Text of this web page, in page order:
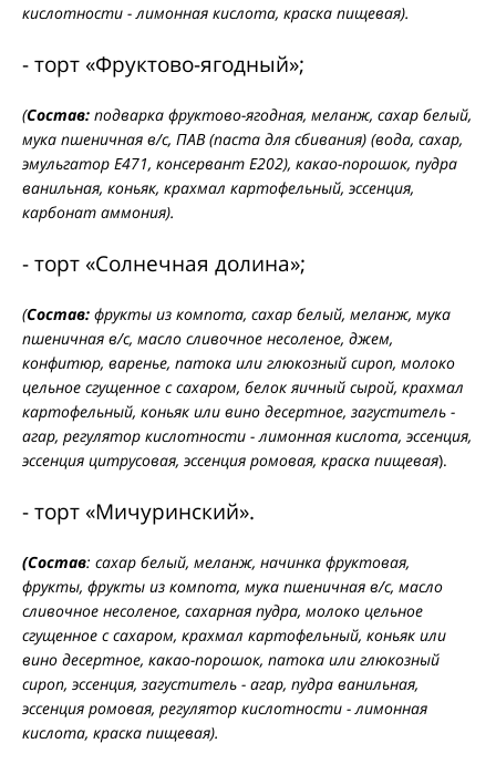
кислотности - лимонная кислота, краска пищевая).
- торт «Фруктово-ягодный»;
(Состав: подварка фруктово-ягодная, меланж, сахар белый,
мука пшеничная в/с, ПАВ (паста для сбивания) (вода, сахар,
эмульгатор Е471, консервант Е202), какао-порошок, пудра
ванильная, коньяк, крахмал картофельный, эссенция,
карбонат аммония).
- торт «Солнечная долина»;
(Состав: фрукты из компота, сахар белый, меланж, мука
пшеничная в/с, масло сливочное несоленое, джем,
конфитюр, варенье, патока или глюкозный сироп, молоко
цельное сгущенное с сахаром, белок яичный сырой, крахмал
картофельный, коньяк или вино десертное, загуститель -
агар, регулятор кислотности - лимонная кислота, эссенция,
эссенция цитрусовая, эссенция ромовая, краска пищевая).
- торт «Мичуринский».
(Состав: сахар белый, меланж, начинка фруктовая,
фрукты, фрукты из компота, мука пшеничная в/с, масло
сливочное несоленое, сахарная пудра, молоко цельное
сгущенное с сахаром, крахмал картофельный, коньяк или
вино десертное, какао-порошок, патока или глюкозный
сироп, эссенция, загуститель - агар, пудра ванильная,
эссенция ромовая, регулятор кислотности - лимонная
кислота, краска пищевая).